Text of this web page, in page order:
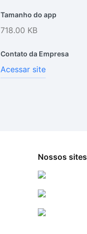
Tamanho do app
718.00 KB
Contato da Empresa
Acessar site
Nossos sites